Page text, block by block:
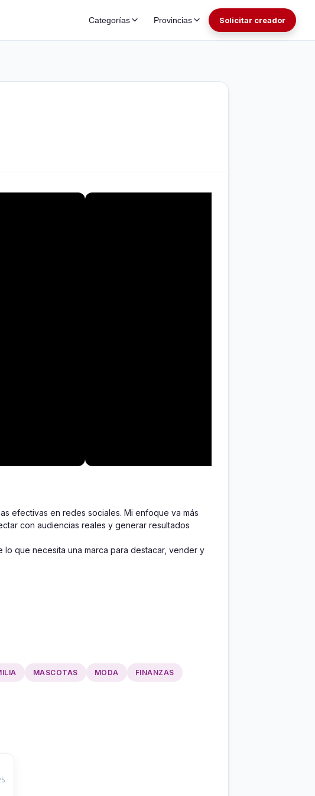
Categorías Provincias Solicitar creador
efectivas en redes sociales. Mi enfoque va más
con audiencias reales y generar resultados
que necesita una marca para destacar, vender y
MASCOTAS MODA FINANZAS